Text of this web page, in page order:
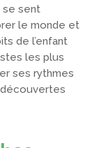
se sent
le monde et
de l’enfant
les plus
ses rythmes
découvertes